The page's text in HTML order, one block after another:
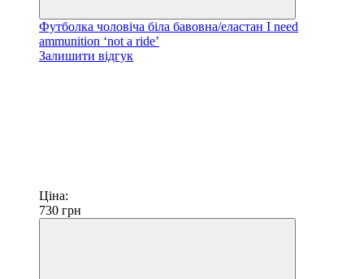
Футболка чоловіча біла бавовна/еластан I need
ammunition ‘not a ride’
Залишити відгук
Ціна:
730 грн